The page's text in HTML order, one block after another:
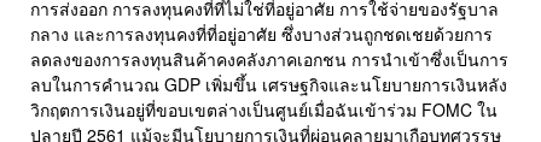
การส่งออก การลงทุนคงที่ที่ไม่ใช่ที่อยู่อาศัย การใช้จ่ายของรัฐบาล
กลาง และการลงทุนคงที่ที่อยู่อาศัย ซึ่งบางส่วนถูกชดเชยด้วยการ
ลดลงของการลงทุนสินค้าคงคลังภาคเอกชน การนำเข้าซึ่งเป็นการ
ลบในการคำนวณ GDP เพิ่มขึ้น เศรษฐกิจและนโยบายการเงินหลัง
วิกฤตการเงินอยู่ที่ขอบเขตล่างเป็นศูนย์เมื่อฉันเข้าร่วม FOMC ใน
ปลายปี 2561 แม้จะมีนโยบายการเงินที่ผ่อนคลายมาเกือบทศวรรษ